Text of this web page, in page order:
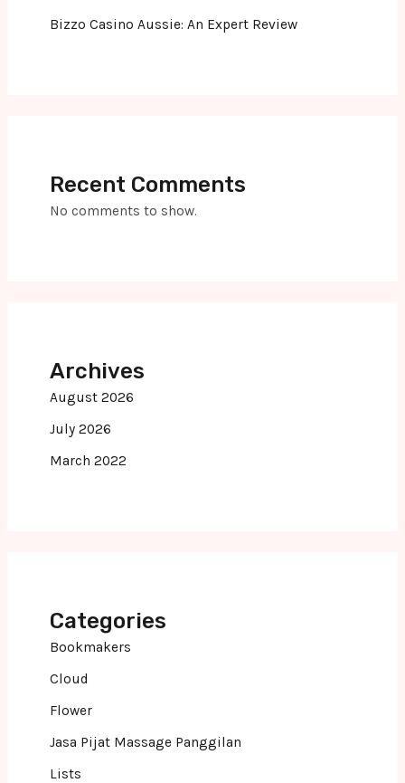
Bizzo Casino Aussie: An Expert Review
Recent Comments
No comments to show.
Archives
August 2026
July 2026
March 2022
Categories
Bookmakers
Cloud
Flower
Jasa Pijat Massage Panggilan
Lists